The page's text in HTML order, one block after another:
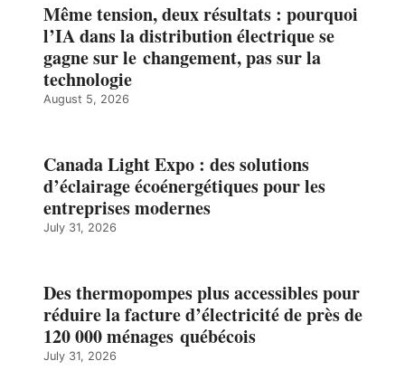
Même tension, deux résultats : pourquoi
l’IA dans la distribution électrique se
gagne sur le changement, pas sur la
technologie
August 5, 2026
Canada Light Expo : des solutions
d’éclairage écoénergétiques pour les
entreprises modernes
July 31, 2026
Des thermopompes plus accessibles pour
réduire la facture d’électricité de près de
120 000 ménages québécois
July 31, 2026